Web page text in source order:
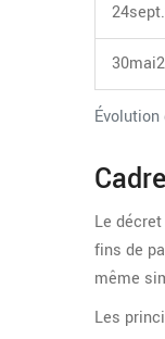
Le
fins de
même
Les